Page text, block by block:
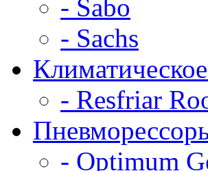
- Sabo
- Sachs
- Resfriar
- Optimum